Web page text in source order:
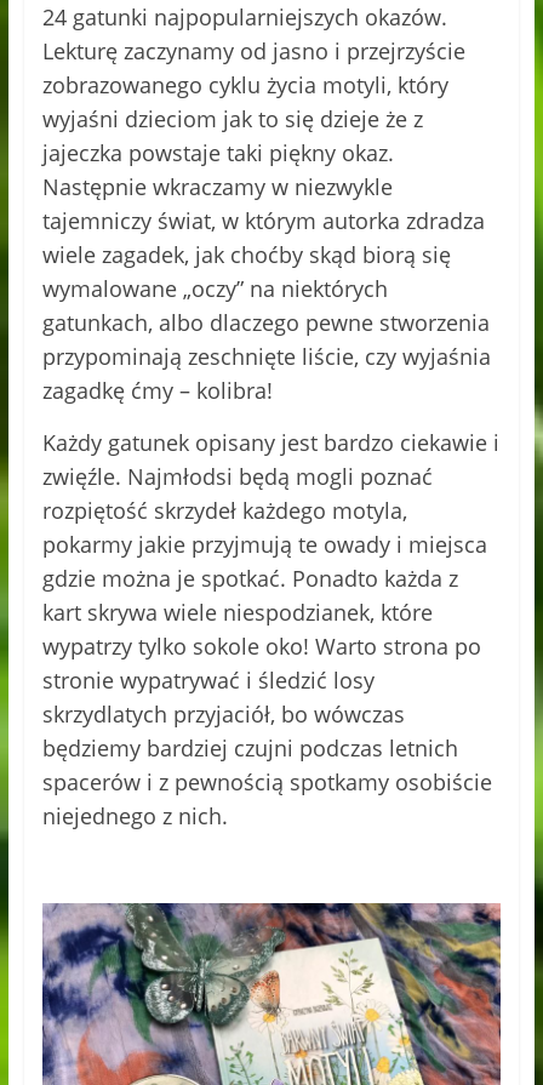
24 gatunki najpopularniejszych okazów.
Lekturę zaczynamy od jasno i przejrzyście
zobrazowanego cyklu życia motyli, który
wyjaśni dzieciom jak to się dzieje że z
jajeczka powstaje taki piękny okaz.
Następnie wkraczamy w niezwykle
tajemniczy świat, w którym autorka zdradza
wiele zagadek, jak choćby skąd biorą się
wymalowane „oczy” na niektórych
gatunkach, albo dlaczego pewne stworzenia
przypominają zeschnięte liście, czy wyjaśnia
zagadkę ćmy – kolibra!
Każdy gatunek opisany jest bardzo ciekawie i
zwięźle. Najmłodsi będą mogli poznać
rozpiętość skrzydeł każdego motyla,
pokarmy jakie przyjmują te owady i miejsca
gdzie można je spotkać. Ponadto każda z
kart skrywa wiele niespodzianek, które
wypatrzy tylko sokole oko! Warto strona po
stronie wypatrywać i śledzić losy
skrzydlatych przyjaciół, bo wówczas
będziemy bardziej czujni podczas letnich
spacerów i z pewnością spotkamy osobiście
niejednego z nich.